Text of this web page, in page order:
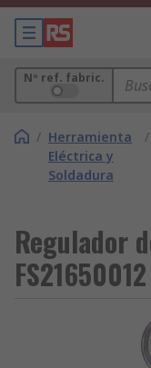
Nº ref. fabric.
/ Herramienta
Eléctrica y
Soldadura
/
Regulador